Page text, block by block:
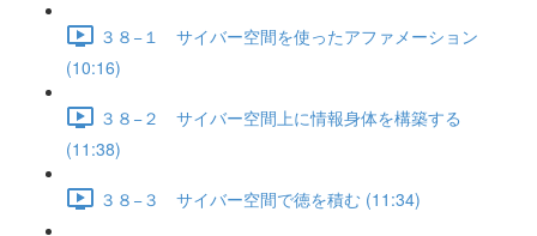
３８−１ サイバー空間を使ったアファメーション
(10:16)
３８−２ サイバー空間上に情報身体を構築する
(11:38)
３８−３ サイバー空間で徳を積む (11:34)